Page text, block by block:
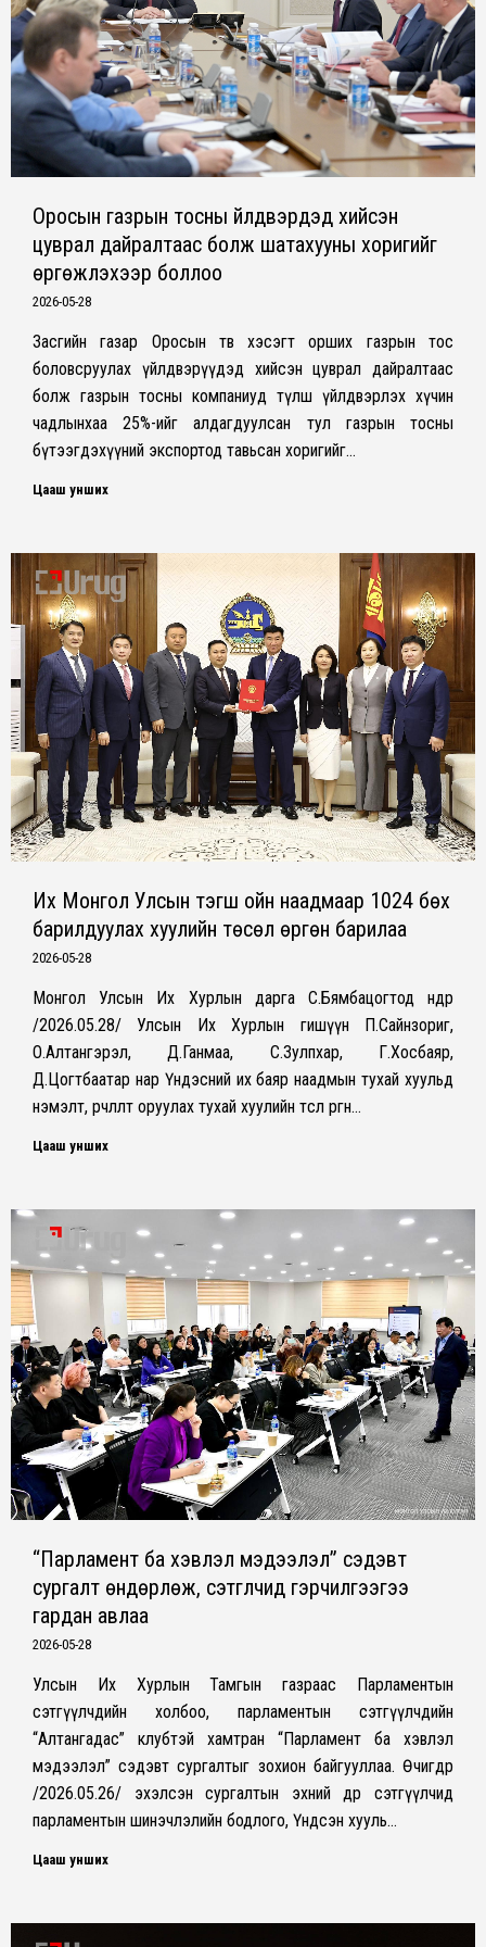
Оросын газрын тосны үйлдвэрүүдэд хийсэн
цуврал дайралтаас болж шатахууны хоригийг
өргөжүүлэхээр боллоо
2026-05-28
Засгийн газар Оросын төв хэсэгт орших газрын тос
боловсруулах үйлдвэрүүдэд хийсэн цуврал дайралтаас
болж газрын тосны компаниуд түлш үйлдвэрлэх хүчин
чадлынхаа 25%-ийг алдагдуулсан тул газрын тосны
бүтээгдэхүүний экспортод тавьсан хоригийг…
Цааш унших
Их Монгол Улсын тэгш ойн наадмаар 1024 бөх
барилдуулах хуулийн төсөл өргөн барилаа
2026-05-28
Монгол Улсын Их Хурлын дарга С.Бямбацогтод өнөөдөр
/2026.05.28/ Улсын Их Хурлын гишүүн П.Сайнзориг,
О.Алтангэрэл, Д.Ганмаа, С.Зулпхар, Г.Хосбаяр,
Д.Цогтбаатар нар Үндэсний их баяр наадмын тухай хуульд
нэмэлт, өөрчлөлт оруулах тухай хуулийн төсөл өргөн…
Цааш унших
“Парламент ба хэвлэл мэдээлэл” сэдэвт
сургалт өндөрлөж, сэтгүүлчид гэрчилгээгээ
гардан авлаа
2026-05-28
Улсын Их Хурлын Тамгын газраас Парламентын
сэтгүүлчдийн холбоо, парламентын сэтгүүлчдийн
“Алтангадас” клубтэй хамтран “Парламент ба хэвлэл
мэдээлэл” сэдэвт сургалтыг зохион байгууллаа. Өчигдөр
/2026.05.26/ эхэлсэн сургалтын эхний өдөр сэтгүүлчид
парламентын шинэчлэлийн бодлого, Үндсэн хууль…
Цааш унших